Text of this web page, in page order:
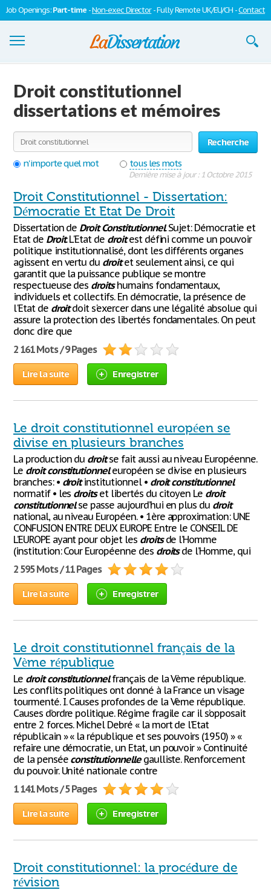
Job Openings:Part-time -Non-exec Director- Fully Remote UK/EU/CH -Contact
S'inscrire
Se connecter
Contactez-nous
Droit constitutionnel
dissertations et mémoires
Recherche
n'importe quel mot
tous les mots
Dernière mise à jour : 1 Octobre 2015
Droit Constitutionnel - Dissertation:
Démocratie Et Etat De Droit
Dissertation de Droit Constitutionnel. Sujet: Démocratie et
Etat de Droit. L'Etat de droitest défini comme un pouvoir
politique institutionnalisé, dont les différents organes
agissent en vertu du droitet seulement ainsi, ce qui
garantit que la puissance publique se montre
respectueuse des droitshumains fondamentaux,
individuels et collectifs. En démocratie, la présence de
l'Etat de droitdoit s'exercer dans une légalité absolue qui
assure la protection des libertés fondamentales. On peut
donc dire que
2 161 Mots / 9 Pages
Lire la suite Enregistrer
Le droit constitutionnel européen se
divise en plusieurs branches
La production du droitse fait aussi au niveau Européenne.
Le droit constitutionneleuropéen se divise en plusieurs
branches: • droitinstitutionnel • droit constitutionnel
normatif • les droitset libertés du citoyen Le droit
constitutionnelse passe aujourd’hui en plus du droit
national, au niveau Européen. • 1ère approximation: UNE
CONFUSION ENTRE DEUX EUROPE Entre le CONSEIL DE
L’EUROPE ayant pour objet les droitsde l’Homme
(institution: Cour Européenne des droitsde l’Homme, qui
2 595 Mots / 11 Pages
Lire la suite Enregistrer
Le droit constitutionnel français de la
Vème république
Le droit constitutionnelfrançais de la Vème république.
Les conflits politiques ont donné à la France un visage
tourmenté. I. Causes profondes de la Vème république.
Causes d’ordre politique. Régime fragile car il s’opposait
entre 2 forces. Michel Debré « la mort de l’Etat
républicain » « la république et ses pouvoirs (1950) » «
refaire une démocratie, un Etat, un pouvoir » Continuité
de la pensée constitutionnellegaulliste. Renforcement
du pouvoir. Unité nationale contre
1 141 Mots / 5 Pages
Lire la suite Enregistrer
Droit constitutionnel: la procédure de
révision